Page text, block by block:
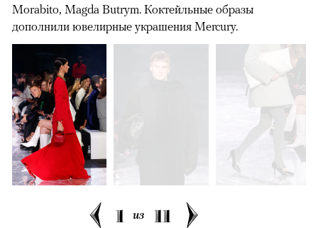
Morabito, Magda Butrym. Коктейльные образы
дополнили ювелирные украшения Mercury.
1 из 11